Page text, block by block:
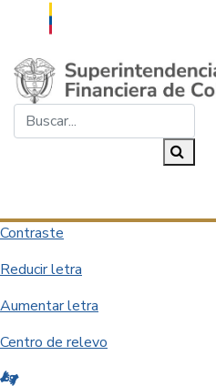
Saltar al contenido principal
Contraste
Reducir letra
Aumentar letra
Centro de relevo